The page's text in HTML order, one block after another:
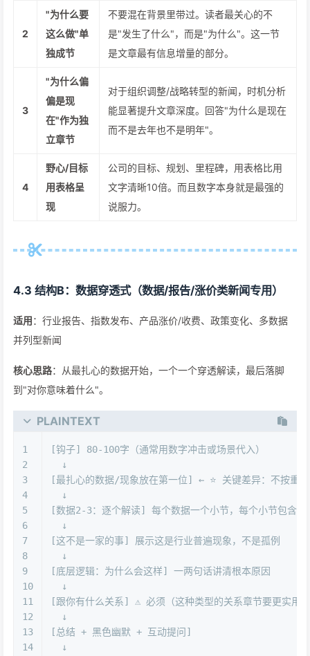
2
"为什么要
这么做"单
独成节
不要混在背景里带过。读者最关心的不
是"发生了什么"，而是"为什么"。这一节
是文章最有信息增量的部分。
3
"为什么偏
偏是现
在"作为独
立章节
对于组织调整/战略转型的新闻，时机分析
能显著提升文章深度。回答"为什么是现在
而不是去年也不是明年"。
4
野心/目标
用表格呈
现
公司的目标、规划、里程碑，用表格比用
文字清晰10倍。而且数字本身就是最强的
说服力。
4.3 结构B：数据穿透式（数据/报告/涨价类新闻专用）
适用：行业报告、指数发布、产品涨价/收费、政策变化、多数据
并列型新闻
核心思路：从最扎心的数据开始，一个一个穿透解读，最后落脚
到"对你意味着什么"。
PLAINTEXT
1
2
3
4
5
6
7
8
9
10
11
12
13
14
[钩子] 80-100字（通常用数字冲击或场景代入）
  ↓
[最扎心的数据/现象放在第一位] ← ⭐ 关键差异：不按重
  ↓
[数据2-3：逐个解读] 每个数据一个小节，每个小节包含：
  ↓
[这不是一家的事] 展示这是行业普遍现象，不是孤例
  ↓
[底层逻辑：为什么会这样] 一两句话讲清根本原因
  ↓
[跟你有什么关系] ⚠️ 必须（这种类型的关系章节要更实用
  ↓
[总结 + 黑色幽默 + 互动提问]
  ↓